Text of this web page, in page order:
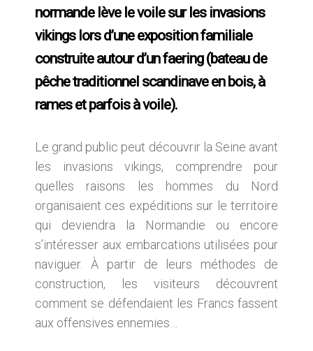
normande lève le voile sur les invasions
vikings lors d’une exposition familiale
construite autour d’un faering (bateau de
pêche traditionnel scandinave en bois, à
rames et parfois à voile).
Le grand public peut découvrir la Seine avant
les invasions vikings, comprendre pour
quelles raisons les hommes du Nord
organisaient ces expéditions sur le territoire
qui deviendra la Normandie ou encore
s’intéresser aux embarcations utilisées pour
naviguer. À partir de leurs méthodes de
construction, les visiteurs découvrent
comment se défendaient les Francs fassent
aux offensives ennemies…